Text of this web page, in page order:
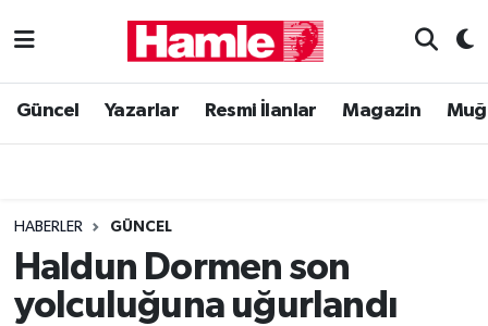
Güncel Yazarlar Resmi İlanlar Magazin
HABERLER GÜNCEL
Haldun Dormen son
yolculuğuna uğurlandı
Güncel
Magazin
Muğla Haber
Muğla Nöbetçi Eczaneler
Muğla Trafik Yoğunluk Haritası
Süper Lig Puan Durumu ve Fikstür